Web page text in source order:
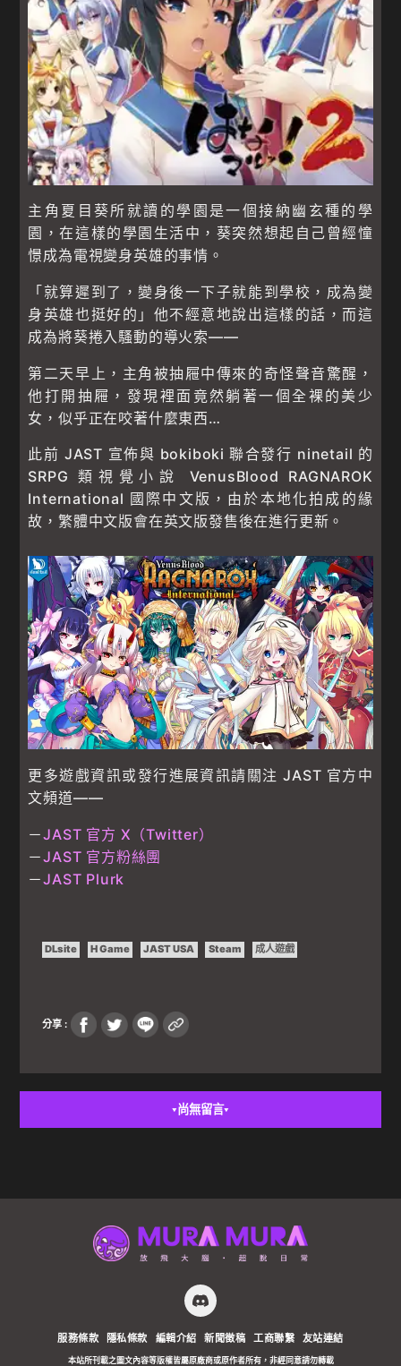
主角夏目葵所就讀的學園是一個接納幽玄種的學
園，在這樣的學園生活中，葵突然想起自己曾經憧
憬成為電視變身英雄的事情。
「就算遲到了，變身後一下子就能到學校，成為變
身英雄也挺好的」他不經意地說出這樣的話，而這
成為將葵捲入騷動的導火索——
第二天早上，主角被抽屜中傳來的奇怪聲音驚醒，
他打開抽屜，發現裡面竟然躺著一個全裸的美少
女，似乎正在咬著什麼東西…
此前 JAST 宣佈與 bokiboki 聯合發行 ninetail 的
SRPG 類視覺小說 VenusBlood RAGNAROK
International 國際中文版，由於本地化拍成的緣
故，繁體中文版會在英文版發售後在進行更新。
更多遊戲資訊或發行進展資訊請關注 JAST 官方中
文頻道——
－JAST 官方 X（Twitter）
－JAST 官方粉絲團
－JAST Plurk
DLsite H Game JAST USA Steam 成人遊戲
分享 :
▼ 尚無留言▼
服務條款 隱私條款 編輯介紹 新聞徵稿 工商聯繫 友站連結
本站所刊載之圖文內容等版權皆屬原廠商或原作者所有，非經同意請勿轉載